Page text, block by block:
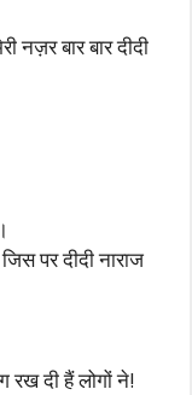
नज़र बार बार दीदी
पर दीदी नाराज
दी हैं लोगों ने!